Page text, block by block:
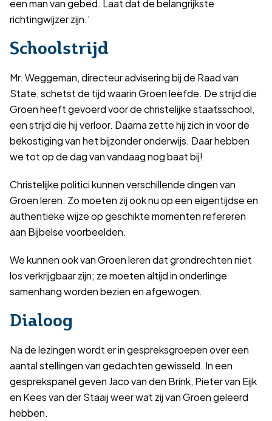
richtingwijzer zijn.’
Schoolstrijd
Mr. Weggeman, directeur advisering bij de Raad van
State, schetst de tijd waarin Groen leefde. De strijd die
Groen heeft gevoerd voor de christelijke staatsschool,
een strijd die hij verloor. Daarna zette hij zich in voor de
bekostiging van het bijzonder onderwijs. Daar hebben
we tot op de dag van vandaag nog baat bij!
Christelijke politici kunnen verschillende dingen van
Groen leren. Zo moeten zij ook nu op een eigentijdse en
authentieke wijze op geschikte momenten refereren
aan Bijbelse voorbeelden.
We kunnen ook van Groen leren dat grondrechten niet
los verkrijgbaar zijn; ze moeten altijd in onderlinge
samenhang worden bezien en afgewogen.
Dialoog
Na de lezingen wordt er in gespreksgroepen over een
aantal stellingen van gedachten gewisseld. In een
gesprekspanel geven Jaco van den Brink, Pieter van Eijk
en Kees van der Staaij weer wat zij van Groen geleerd
hebben.